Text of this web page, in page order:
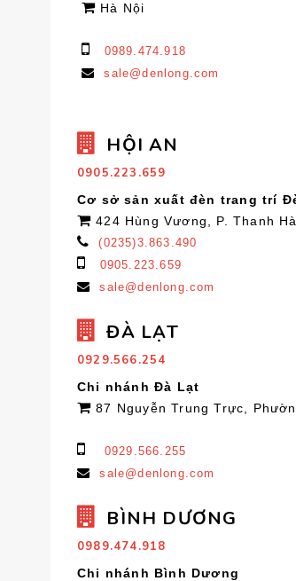
Hà Nội
0989.474.918
sale@denlong.com
HỘI AN
0905.223.659
Cơ sở sản xuất đèn trang trí
424 Hùng Vương, P. Thanh
(0235)3.863.490
0905.223.659
sale@denlong.com
ĐÀ LẠT
0929.566.254
Chi nhánh Đà Lạt
87 Nguyễn Trung Trực,
0929.566.255
sale@denlong.com
BÌNH DƯƠNG
0989.474.918
Chi nhánh Bình Dương